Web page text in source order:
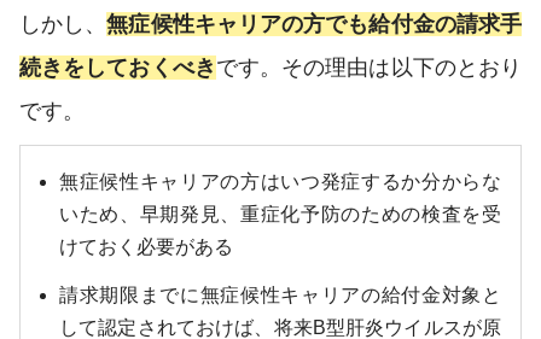
しかし、無症候性キャリアの方でも給付金の請求手
続きをしておくべき です。その理由は以下のとおり
です。
無症候性キャリアの方はいつ発症するか分からな
いため、早期発見、重症化予防のための検査を受
けておく必要がある
請求期限までに無症候性キャリアの給付金対象と
して認定されておけば、将来B型肝炎ウイルスが原